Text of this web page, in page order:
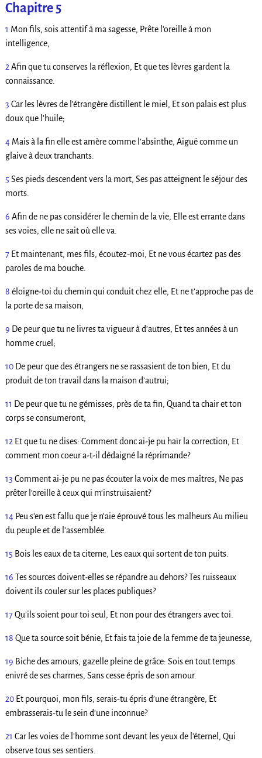
Chapitre 5
1 Mon fils, sois attentif à ma sagesse, Prête l’oreille à mon
intelligence,
2 Afin que tu conserves la réflexion, Et que tes lèvres gardent la
connaissance.
3 Car les lèvres de l’étrangère distillent le miel, Et son palais est plus
doux que l’huile;
4Mais à la fin elle est amère comme l’absinthe, Aiguë comme un
glaive à deux tranchants.
5 Ses pieds descendent vers la mort, Ses pas atteignent le séjour des
morts.
6 Afin de ne pas considérer le chemin de la vie, Elle est errante dans
ses voies, elle ne sait où elle va.
7Et maintenant, mes fils, écoutez-moi, Et ne vous écartez pas des
paroles de ma bouche.
8 éloigne-toi du chemin qui conduit chez elle, Et ne t’approche pas de
la porte de sa maison,
9 De peur que tu ne livres ta vigueur à d’autres, Et tes années à un
homme cruel;
10De peur que des étrangers ne se rassasient de ton bien, Et du
produit de ton travail dans la maison d’autrui;
11 De peur que tu ne gémisses, près de ta fin, Quand ta chair et ton
corps se consumeront,
12 Et que tu ne dises: Comment donc ai-je pu haïr la correction, Et
comment mon coeur a-t-il dédaigné la réprimande?
13 Comment ai-je pu ne pas écouter la voix de mes maîtres, Ne pas
prêter l’oreille à ceux qui m’instruisaient?
14Peu s’en est fallu que je n’aie éprouvé tous les malheurs Au milieu
du peuple et de l’assemblée.
15 Bois les eaux de ta citerne, Les eaux qui sortent de ton puits.
16 Tes sources doivent-elles se répandre au dehors? Tes ruisseaux
doivent ils couler sur les places publiques?
17Qu’ils soient pour toi seul, Et non pour des étrangers avec toi.
18 Que ta source soit bénie, Et fais ta joie de la femme de ta jeunesse,
19 Biche des amours, gazelle pleine de grâce: Sois en tout temps
enivré de ses charmes, Sans cesse épris de son amour.
20Et pourquoi, mon fils, serais-tu épris d’une étrangère, Et
embrasserais-tu le sein d’une inconnue?
21 Car les voies de l’homme sont devant les yeux de l’éternel, Qui
observe tous ses sentiers.